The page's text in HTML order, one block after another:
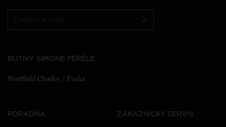
PORADŇA ZÁKAZNÍCKY SERVIS
BUTIKY SIMONE PÉRÈLE
Westfield Chodov / Praha